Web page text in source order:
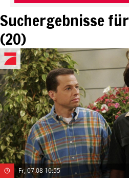
Suchergebnisse für
(20)
Fr, 07.08 10:55